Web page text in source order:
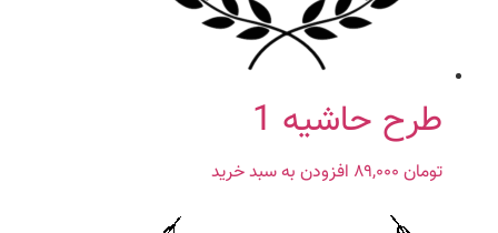
طرح حاشیه 1
تومان افزودن به سبد خرید